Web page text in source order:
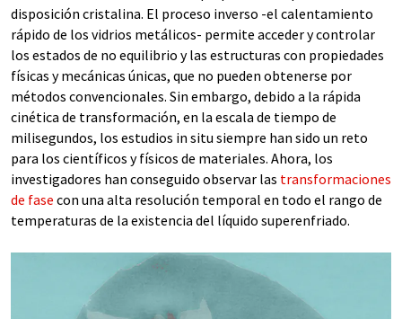
disposición cristalina. El proceso inverso -el calentamiento
rápido de los vidrios metálicos- permite acceder y controlar
los estados de no equilibrio y las estructuras con propiedades
físicas y mecánicas únicas, que no pueden obtenerse por
métodos convencionales. Sin embargo, debido a la rápida
cinética de transformación, en la escala de tiempo de
milisegundos, los estudios in situ siempre han sido un reto
para los científicos y físicos de materiales. Ahora, los
investigadores han conseguido observar las transformaciones
de fase con una alta resolución temporal en todo el rango de
temperaturas de la existencia del líquido superenfriado.